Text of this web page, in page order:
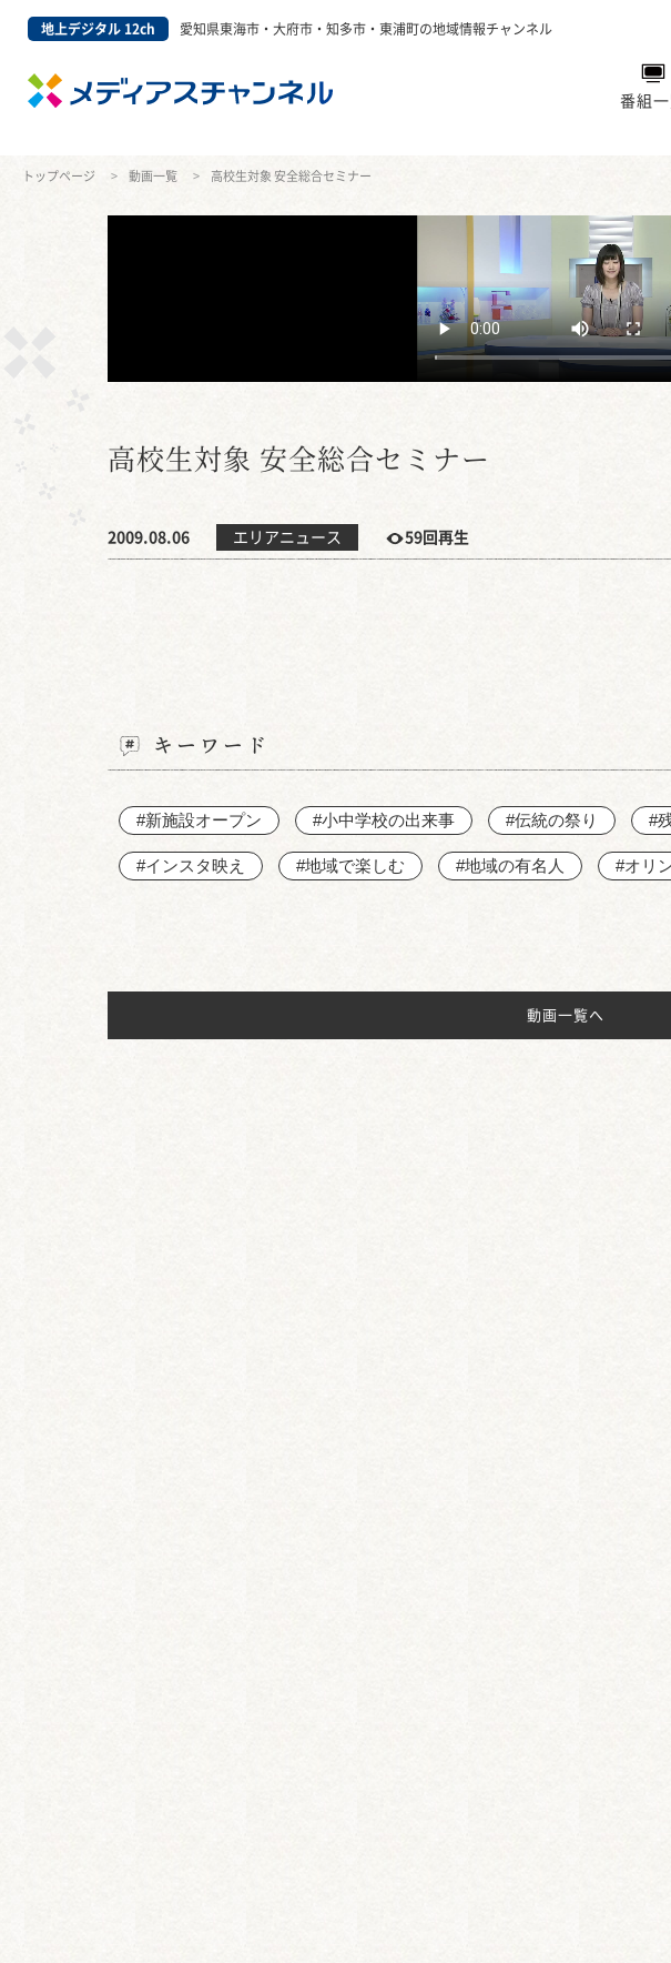
地上デジタル 12ch 愛知県東海市・大府市・知多市・東浦町の地域情報チャンネル
番組
トップページ 動画一覧 高校生対象 安全総合セミナー
高校生対象 安全総合セミナー
2009.08.06 エリアニュース 59回再生
キーワード
#新施設オープン #小中学校の出来事 #伝統の祭り #
#インスタ映え #地域で楽しむ #地域の有名人 #オリ
動画一覧へ